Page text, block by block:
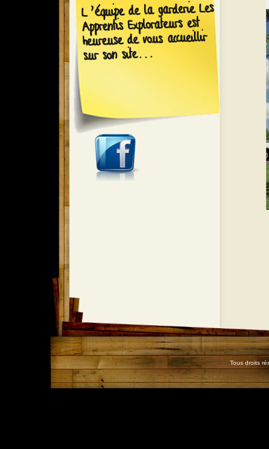
L’équipe de la garderie Les
Apprentis Explorateurs est
heureuse de vous accueillir
sur son site...
Tous droits